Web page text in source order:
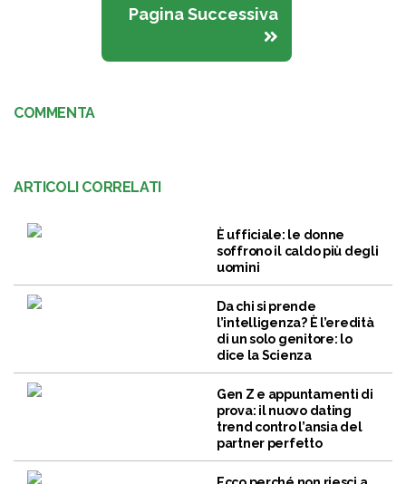
Pagina Successiva
COMMENTA
ARTICOLI CORRELATI
È ufficiale: le donne
soffrono il caldo più degli
uomini
Da chi si prende
l’intelligenza? È l’eredità
di un solo genitore: lo
dice la Scienza
Gen Z e appuntamenti di
prova: il nuovo dating
trend contro l’ansia del
partner perfetto